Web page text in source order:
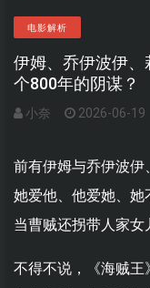
电影解析
伊姆、乔伊波伊、
个800年的阴谋？
小奈 2026-06-19
前有伊姆与乔伊波伊
她爱他、他爱她、
当曹贼还拐带人家女
不得不说，《海贼